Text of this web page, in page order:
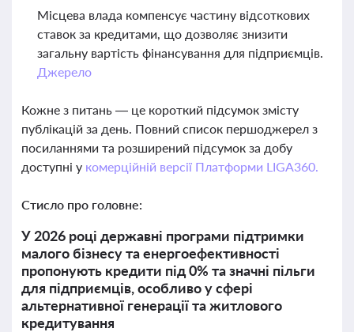
Місцева влада компенсує частину відсоткових
ставок за кредитами, що дозволяє знизити
загальну вартість фінансування для підприємців.
Джерело
Кожне з питань — це короткий підсумок змісту
публікацій за день. Повний список першоджерел з
посиланнями та розширений підсумок за добу
доступні у комерційній версії Платформи LIGA360.
Стисло про головне:
У 2026 році державні програми підтримки
малого бізнесу та енергоефективності
пропонують кредити під 0% та значні пільги
для підприємців, особливо у сфері
альтернативної генерації та житлового
кредитування